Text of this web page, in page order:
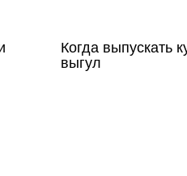
Когда выпускать
выгул